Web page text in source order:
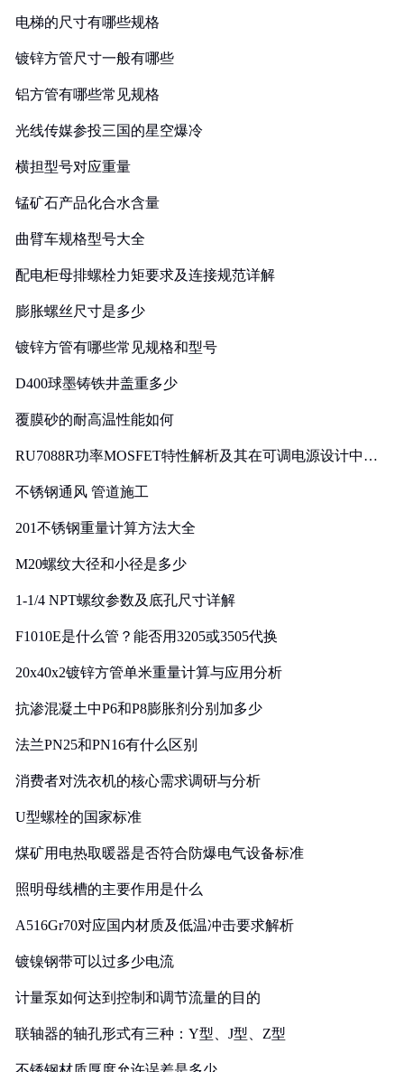
电梯的尺寸有哪些规格
镀锌方管尺寸一般有哪些
铝方管有哪些常见规格
光线传媒参投三国的星空爆冷
横担型号对应重量
锰矿石产品化合水含量
曲臂车规格型号大全
配电柜母排螺栓力矩要求及连接规范详解
膨胀螺丝尺寸是多少
镀锌方管有哪些常见规格和型号
D400球墨铸铁井盖重多少
覆膜砂的耐高温性能如何
RU7088R功率MOSFET特性解析及其在可调电源设计中的
不锈钢通风 管道施工
201不锈钢重量计算方法大全
M20螺纹大径和小径是多少
1-1/4 NPT螺纹参数及底孔尺寸详解
F1010E是什么管？能否用3205或3505代换
20x40x2镀锌方管单米重量计算与应用分析
抗渗混凝土中P6和P8膨胀剂分别加多少
法兰PN25和PN16有什么区别
消费者对洗衣机的核心需求调研与分析
U型螺栓的国家标准
煤矿用电热取暖器是否符合防爆电气设备标准
照明母线槽的主要作用是什么
A516Gr70对应国内材质及低温冲击要求解析
镀镍钢带可以过多少电流
计量泵如何达到控制和调节流量的目的
联轴器的轴孔形式有三种：Y型、J型、Z型